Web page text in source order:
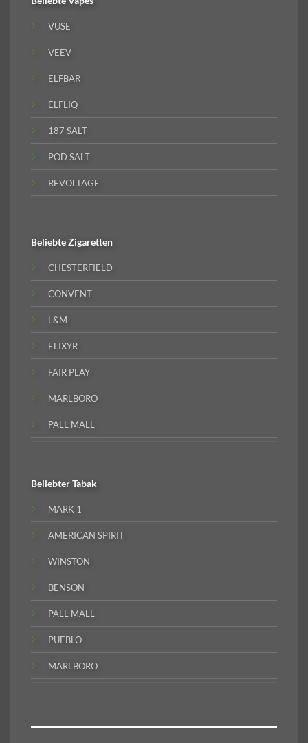
VUSE
VEEV
ELFBAR
ELFLIQ
187 SALT
POD SALT
REVOLTAGE
BeliebteZigaretten
CHESTERFIELD
CONVENT
L&M
ELIXYR
FAIR PLAY
MARLBORO
PALL MALL
BeliebterTabak
MARK 1
AMERICAN SPIRIT
WINSTON
BENSON
PALL MALL
PUEBLO
MARLBORO